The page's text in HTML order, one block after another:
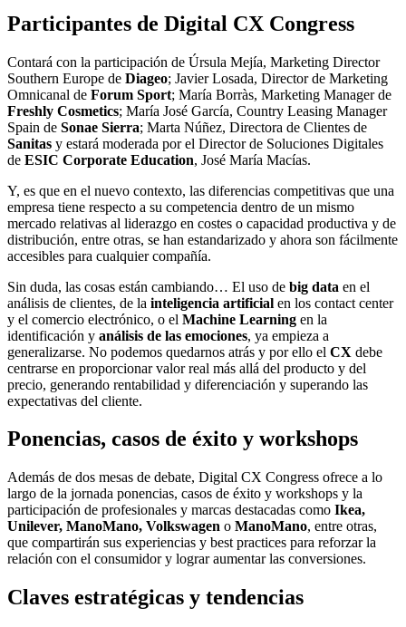
Participantes de Digital CX Congress
Contará con la participación de Úrsula Mejía, Marketing Director
Southern Europe de Diageo; Javier Losada, Director de Marketing
Omnicanal de Forum Sport; María Borràs, Marketing Manager de
Freshly Cosmetics; María José García, Country Leasing Manager
Spain de Sonae Sierra; Marta Núñez, Directora de Clientes de
Sanitas y estará moderada por el Director de Soluciones Digitales
de ESIC Corporate Education, José María Macías.
Y, es que en el nuevo contexto, las diferencias competitivas que una
empresa tiene respecto a su competencia dentro de un mismo
mercado relativas al liderazgo en costes o capacidad productiva y de
distribución, entre otras, se han estandarizado y ahora son fácilmente
accesibles para cualquier compañía.
Sin duda, las cosas están cambiando… El uso de big data en el
análisis de clientes, de la inteligencia artificial en los contact center
y el comercio electrónico, o el Machine Learning en la
identificación y análisis de las emociones, ya empieza a
generalizarse. No podemos quedarnos atrás y por ello el CX debe
centrarse en proporcionar valor real más allá del producto y del
precio, generando rentabilidad y diferenciación y superando las
expectativas del cliente.
Ponencias, casos de éxito y workshops
Además de dos mesas de debate, Digital CX Congress ofrece a lo
largo de la jornada ponencias, casos de éxito y workshops y la
participación de profesionales y marcas destacadas como Ikea,
Unilever, ManoMano, Volkswagen o ManoMano, entre otras,
que compartirán sus experiencias y best practices para reforzar la
relación con el consumidor y lograr aumentar las conversiones.
Claves estratégicas y tendencias